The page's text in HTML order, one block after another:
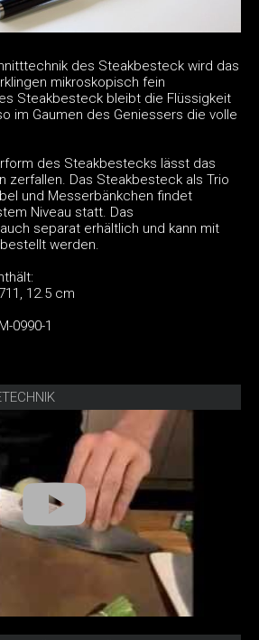
des Steakbesteck wird das
mikroskopisch fein
Steakbesteck bleibt die Flüssigkeit
im Gaumen des Geniessers die volle
des Steakbestecks lässt das
zerfallen. Das Steakbesteck als Trio
und Messerbänkchen findet
Niveau statt. Das
separat erhältlich und kann mit
bestellt werden.
12.5 cm
0990-1